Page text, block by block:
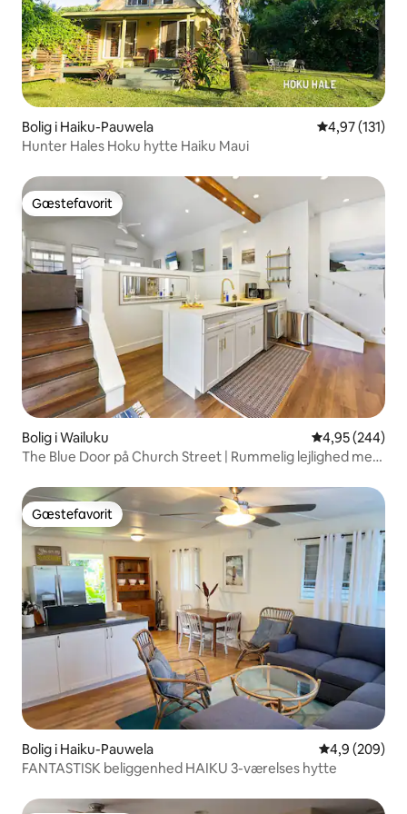
Bolig i Haiku-Pauwela 4,97 ud af 5 i
4,97 (131)
Hunter Hales Hoku hytte Haiku Maui
Gæstefavorit
Gæstefavorit
Bolig i Wailuku 4,95 ud af 5 i
4,95 (244)
The Blue Door på Church Street | Rummelig lejlighed med
Gæstefavorit
Gæstefavorit
Bolig i Haiku-Pauwela 4,9 ud af 5 i
4,9 (209)
FANTASTISK beliggenhed HAIKU 3-værelses hytte